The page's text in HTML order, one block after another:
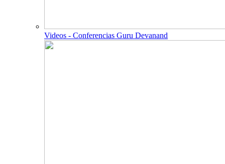
Videos - Conferencias Guru Devanand